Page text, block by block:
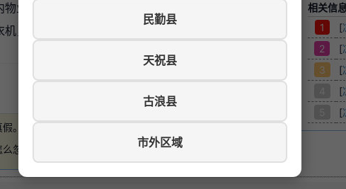
民勤县
天祝县
古浪县
市外区域
物业好，交通方便，室内家电家具齐全，希望租居家之
，电冰箱，燃气灶等设施俱全。
。 如有损失，本站概不负责
忽悠，不要轻易付款！
相关信
1
[
2
[
3
[
[
[